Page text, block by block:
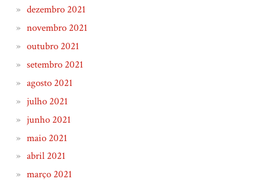
dezembro 2021
novembro 2021
outubro 2021
setembro 2021
agosto 2021
julho 2021
junho 2021
maio 2021
abril 2021
março 2021